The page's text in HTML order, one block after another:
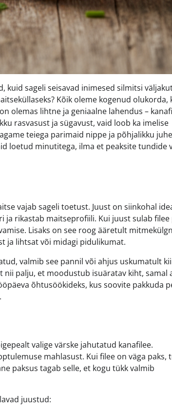
sageli seisavad inimesed silmitsi
Kõik oleme kogenud olukorda,
olemas lihtne ja geniaalne lahendus –
rasvasust ja sügavust, vaid loob ka imelise
teiega parimaid nippe ja põhjalikku
loetud minutitega, ilma et peaksite tundide
vajab sageli toetust. Juust on siinkohal
ja rikastab maitseprofiili. Kui juust sulab filee
Lisaks on see roog ääretult
ja lihtsat või midagi pidulikumat.
valmib see pannil või ahjus uskumatult
palju, et moodustub isuäratav kiht, samal
õhtusöökideks, kus soovite pakkuda
valige värske jahutatud kanafilee.
mahlasust. Kui filee on väga paks,
paksus tagab selle, et kogu tükk valmib
juustud: